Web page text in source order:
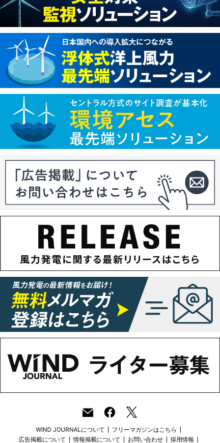
WIND JOURNALについて
フリーマガジンはこちら
広告掲載について
情報掲載について お問い合わせ 採用情報